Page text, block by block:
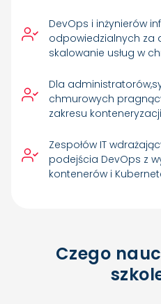
DevOps i inżynierów
odpowiedzialnych za
skalowanie usług w
Dla
chmurowych
zakresu
Zespołów IT
podejścia DevOps z
kontenerów i
Czego